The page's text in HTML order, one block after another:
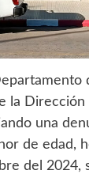
la Dirección
una
de edad,
del 2024,